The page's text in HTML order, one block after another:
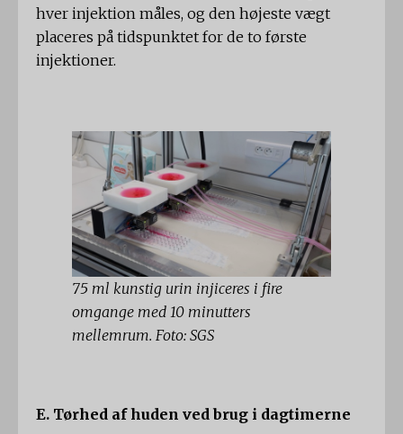
hver injektion måles, og den højeste vægt
placeres på tidspunktet for de to første
injektioner.
75 ml kunstig urin injiceres i fire
omgange med 10 minutters
mellemrum. Foto: SGS
E. Tørhed af huden ved brug i dagtimerne